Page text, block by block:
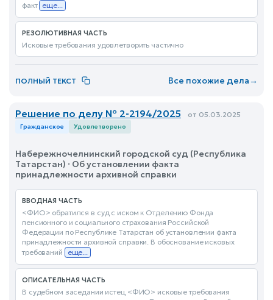
факт еще...
РЕЗОЛЮТИВНАЯ ЧАСТЬ
Исковые требования удовлетворить частично
ПОЛНЫЙ ТЕКСТ Все похожие дела→
Решение по делу № 2-2194/2025 от 05.03.2025
Гражданское Удовлетворено
Набережночелнинский городской суд (Республика
Татарстан) · Об установлении факта
принадлежности архивной справки
ВВОДНАЯ ЧАСТЬ
<ФИО> обратился в суд с иском к Отделению Фонда
пенсионного и социального страхования Российской
Федерации по Республике Татарстан об установлении факта
принадлежности архивной справки. В обоснование исковых
требований
еще...
ОПИСАТЕЛЬНАЯ ЧАСТЬ
В судебном заседании истец <ФИО> исковые требования